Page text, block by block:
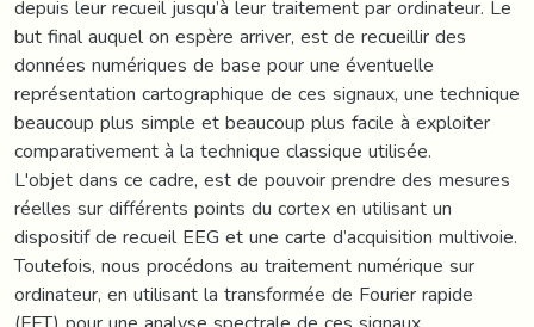
depuis leur recueil jusqu’à leur traitement par ordinateur. Le
but final auquel on espère arriver, est de recueillir des
données numériques de base pour une éventuelle
représentation cartographique de ces signaux, une technique
beaucoup plus simple et beaucoup plus facile à exploiter
comparativement à la technique classique utilisée.
L'objet dans ce cadre, est de pouvoir prendre des mesures
réelles sur différents points du cortex en utilisant un
dispositif de recueil EEG et une carte d’acquisition multivoie.
Toutefois, nous procédons au traitement numérique sur
ordinateur, en utilisant la transformée de Fourier rapide